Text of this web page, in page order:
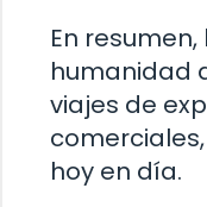
En
humanidad
viajes de
hoy en día.